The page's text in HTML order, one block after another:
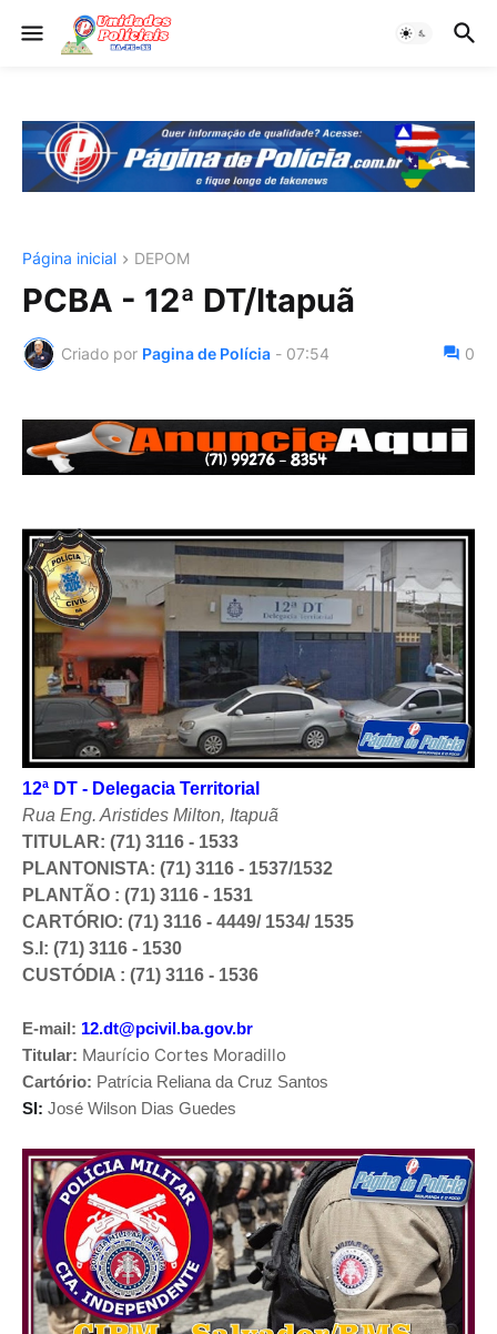
Página inicial DEPOM
PCBA - 12ª DT/Itapuã
Criado por Pagina de Polícia - 07:54 0
12ª DT - Delegacia Territorial
Rua Eng. Aristides Milton, Itapuã
TITULAR: (71) 3116 - 1533
PLANTONISTA: (71) 3116 - 1537/1532
PLANTÃO : (71) 3116 - 1531
CARTÓRIO: (71) 3116 - 4449/ 1534/ 1535
S.I: (71) 3116 - 1530
CUSTÓDIA : (71) 3116 - 1536
E-mail: 12.dt@pcivil.ba.gov.br
Titular: Maurício Cortes Moradillo
Cartório: Patrícia Reliana da Cruz Santos
SI: José Wilson Dias Guedes